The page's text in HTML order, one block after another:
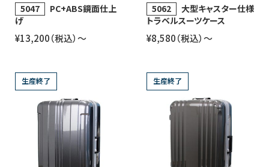
5047
PC+ABS鏡面仕上
げ
¥13,200（税込）〜
5062
大型キャスター仕様
トラベルスーツケース
¥8,580（税込）〜
生産終了 生産終了